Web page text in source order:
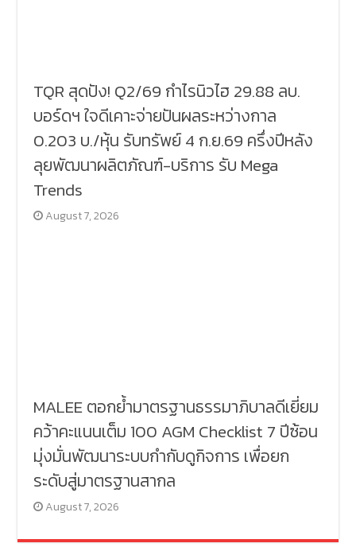
TQR สุดปัง! Q2/69 กำไรนิวไฮ 29.88 ลบ.
บอร์ดฯ ใจดีเคาะจ่ายปันผลระหว่างกาล
0.203 บ./หุ้น รับทรัพย์ 4 ก.ย.69 ครึ่งปีหลัง
ลุยพัฒนาผลิตภัณฑ์-บริการ รับ Mega
Trends
August 7, 2026
MALEE ตอกย้ำมาตรฐานธรรมาภิบาลดีเยี่ยม
คว้าคะแนนเต็ม 100 AGM Checklist 7 ปีซ้อน
มุ่งมั่นพัฒนาระบบกำกับดูกิจการ เพื่อยก
ระดับสู่มาตรฐานสากล
August 7, 2026